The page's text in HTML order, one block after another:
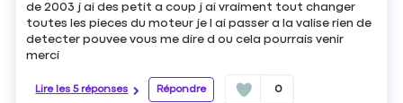
de 2003 j ai des petit a coup j ai vraiment tout changer
toutes les pieces du moteur je l ai passer a la valise rien de
detecter pouvee vous me dire d ou cela pourrais venir
merci
Lire les 5 réponses Répondre 0